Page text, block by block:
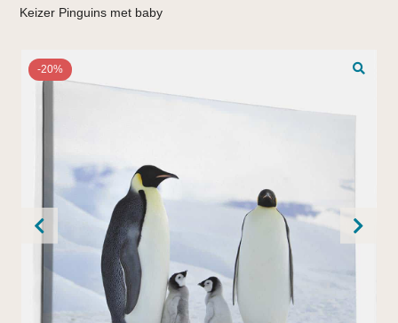
Keizer Pinguins met baby
-20%